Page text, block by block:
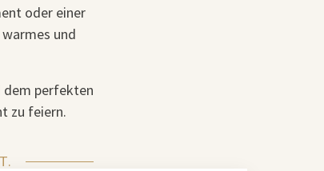
oder einer
und
dem perfekten
zu feiern.